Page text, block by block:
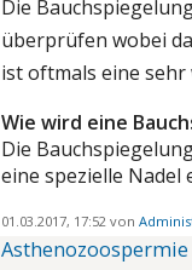
Die
überprüfen wobei
ist oftmals eine
Wie wird eine
Die
eine spezielle
01.03.2017, 17:52 von
Asthenozoospermie